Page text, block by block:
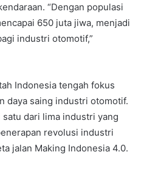
“Dengan populasi
650 juta jiwa, menjadi
industri otomotif,”
Indonesia tengah fokus
daya saing industri otomotif.
dari lima industri yang
revolusi industri
jalan Making Indonesia 4.0.